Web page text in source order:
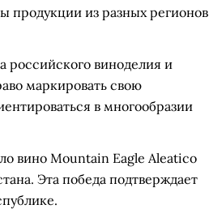
продукции из разных регионов
российского виноделия и
маркировать свою
в многообразии
вино Mountain Eagle Aleatico
Эта победа подтверждает